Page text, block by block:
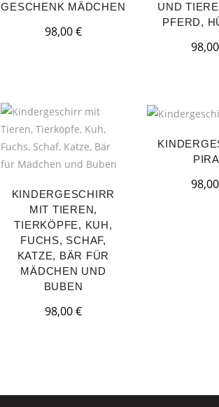
GESCHENK MÄDCHEN
98,00€
UND
PFERD,
98,00
KINDERGESCHIRR
MIT TIEREN,
TIERKÖPFE, KUH,
FUCHS, SCHAF,
KATZE, BÄR FÜR
MÄDCHEN UND
BUBEN
98,00€
98,00